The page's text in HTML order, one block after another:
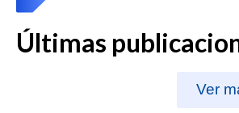
Últimas
Ver